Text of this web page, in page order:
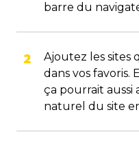
barre du
Ajoutez les sites
dans vos favoris.
ça pourrait
naturel du site